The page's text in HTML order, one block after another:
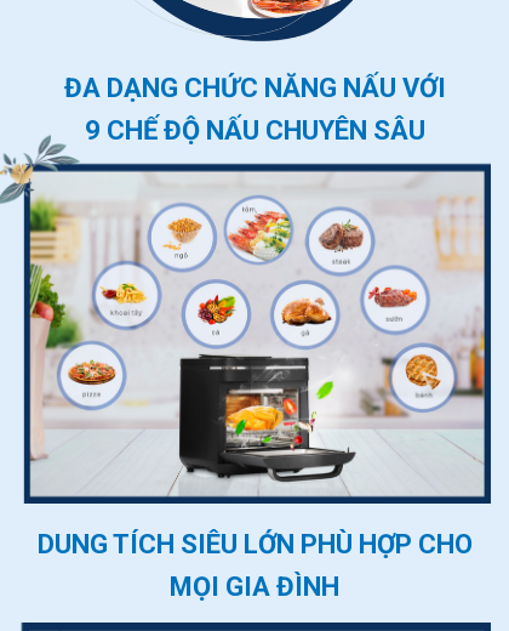
ĐA DẠNG CHỨC NĂNG NẤU VỚI
9 CHẾ ĐỘ NẤU CHUYÊN SÂU
DUNG TÍCH SIÊU LỚN PHÙ HỢP CHO
MỌI GIA ĐÌNH